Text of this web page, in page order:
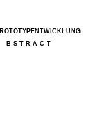
B S T R A C T